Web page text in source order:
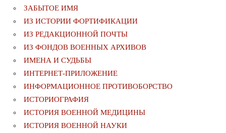
ЗАБЫТОЕ ИМЯ
ИЗ ИСТОРИИ ФОРТИФИКАЦИИ
ИЗ РЕДАКЦИОННОЙ ПОЧТЫ
ИЗ ФОНДОВ ВОЕННЫХ АРХИВОВ
ИМЕНА И СУДЬБЫ
ИНТЕРНЕТ-ПРИЛОЖЕНИЕ
ИНФОРМАЦИОННОЕ ПРОТИВОБОРСТВО
ИСТОРИОГРАФИЯ
ИСТОРИЯ ВОЕННОЙ МЕДИЦИНЫ
ИСТОРИЯ ВОЕННОЙ НАУКИ